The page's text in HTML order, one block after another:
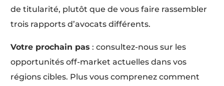
de titularité, plutôt que de vous faire rassembler
trois rapports d’avocats différents.
Votre prochain pas : consultez-nous sur les
opportunités off-market actuelles dans vos
régions cibles. Plus vous comprenez comment